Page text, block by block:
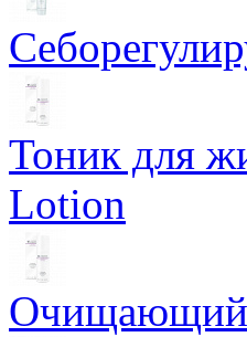
Тоник для
Lotion
Очищающий